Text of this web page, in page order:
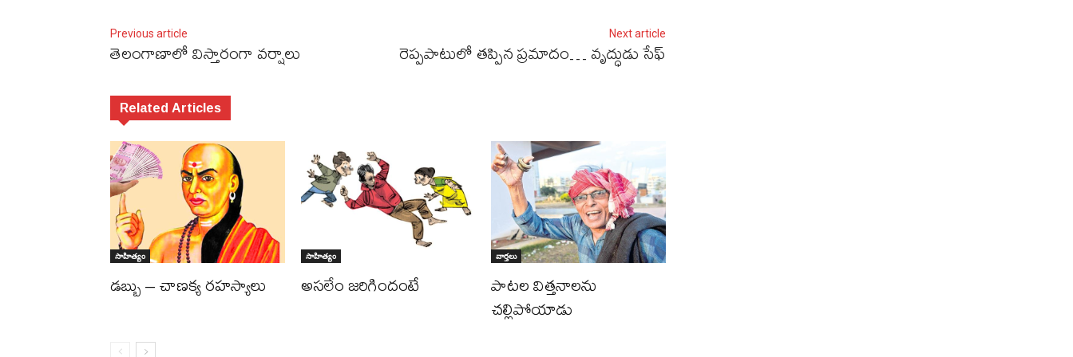
Previous article
తెలంగాణాలో విస్తారంగా వర్షాలు
Next article
రెప్పపాటులో తప్పిన ప్రమాదం… వృద్ధుడు సేఫ్‌
Related Articles
సాహిత్యం
డబ్బు – చాణక్య రహస్యాలు
సాహిత్యం
అసలేం జరిగిందంటే
వార్తలు
పాటల విత్తనాలను
చల్లిపోయాడు